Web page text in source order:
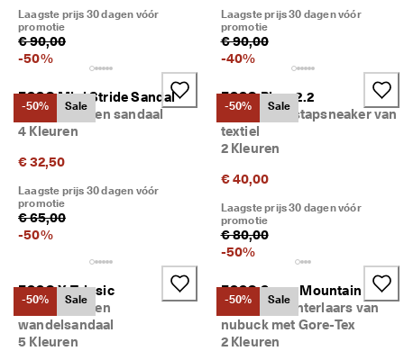
Laagste prijs 30 dagen vóór
promotie
€ 90,00
-50%
Laagste prijs 30 dagen vóór
promotie
€ 90,00
-40%
-50% Sale
ECCO Mini Stride Sandal
Kinderen leren sandaal
4 Kleuren
€ 32,50
Laagste prijs 30 dagen vóór
promotie
€ 65,00
-50%
-50% Sale
ECCO Biom 2.2
Kinderen instapsneaker van
textiel
2 Kleuren
€ 40,00
Laagste prijs 30 dagen vóór
promotie
€ 80,00
-50%
-50% Sale
ECCO X-Trinsic
Kinderen leren
wandelsandaal
5 Kleuren
-50% Sale
ECCO Snow Mountain
Kinderen winterlaars van
nubuck met Gore-Tex
2 Kleuren